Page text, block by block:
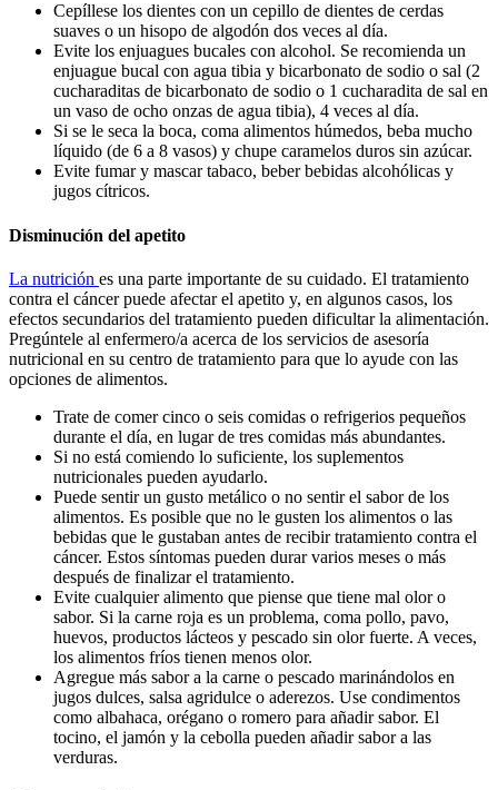
Cepíllese los dientes con un cepillo de dientes de cerdas
suaves o un hisopo de algodón dos veces al día.
Evite los enjuagues bucales con alcohol. Se recomienda un
enjuague bucal con agua tibia y bicarbonato de sodio o sal (2
cucharaditas de bicarbonato de sodio o 1 cucharadita de sal en
un vaso de ocho onzas de agua tibia), 4 veces al día.
Si se le seca la boca, coma alimentos húmedos, beba mucho
líquido (de 6 a 8 vasos) y chupe caramelos duros sin azúcar.
Evite fumar y mascar tabaco, beber bebidas alcohólicas y
jugos cítricos.
Disminución del apetito
La nutrición es una parte importante de su cuidado. El tratamiento
contra el cáncer puede afectar el apetito y, en algunos casos, los
efectos secundarios del tratamiento pueden dificultar la alimentación.
Pregúntele al enfermero/a acerca de los servicios de asesoría
nutricional en su centro de tratamiento para que lo ayude con las
opciones de alimentos.
Trate de comer cinco o seis comidas o refrigerios pequeños
durante el día, en lugar de tres comidas más abundantes.
Si no está comiendo lo suficiente, los suplementos
nutricionales pueden ayudarlo.
Puede sentir un gusto metálico o no sentir el sabor de los
alimentos. Es posible que no le gusten los alimentos o las
bebidas que le gustaban antes de recibir tratamiento contra el
cáncer. Estos síntomas pueden durar varios meses o más
después de finalizar el tratamiento.
Evite cualquier alimento que piense que tiene mal olor o
sabor. Si la carne roja es un problema, coma pollo, pavo,
huevos, productos lácteos y pescado sin olor fuerte. A veces,
los alimentos fríos tienen menos olor.
Agregue más sabor a la carne o pescado marinándolos en
jugos dulces, salsa agridulce o aderezos. Use condimentos
como albahaca, orégano o romero para añadir sabor. El
tocino, el jamón y la cebolla pueden añadir sabor a las
verduras.